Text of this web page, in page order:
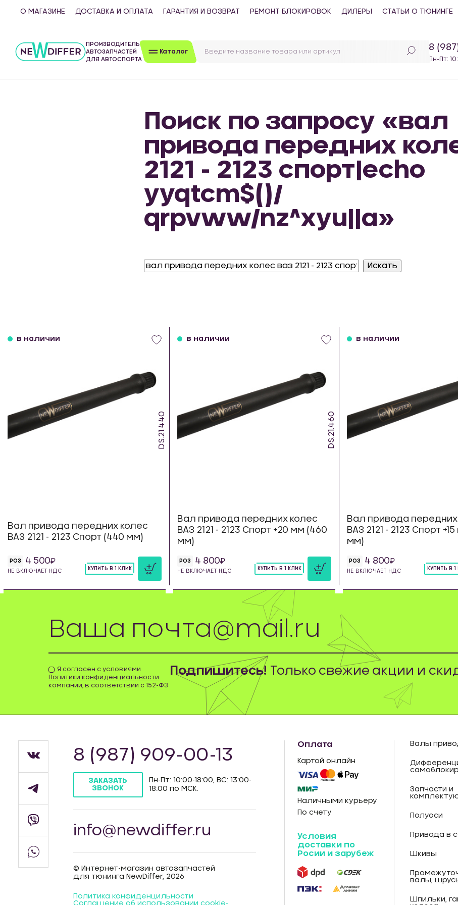
О МАГАЗИНЕ ДОСТАВКА И ОПЛАТА ГАРАНТИЯ И ВОЗВРАТ РЕМОНТ БЛОКИРОВОК ДИЛЕРЫ СТАТЬИ О ТЮНИНГЕ
ПРОИЗВОДИТЕЛЬ
АВТОЗАПЧАСТЕЙ
ДЛЯ АВТОСПОРТА
Каталог 8
Пн-Пт:
Поиск по запросу «вал
привода передних
2121 - 2123 спорт|echo
yyqtcm$()/
qrpvww/nz^xyu||a»
DS.21.440
в наличии
Вал привода передних колес
ВАЗ 2121 - 2123 Спорт (440 мм)
РОЗ 4 500
НЕ ВКЛЮЧАЕТ НДС КУПИТЬ В 1 КЛИК
DS.21.460
в наличии
Вал привода передних колес
ВАЗ 2121 - 2123 Спорт +20 мм (460
мм)
РОЗ 4 800
НЕ ВКЛЮЧАЕТ НДС КУПИТЬ В 1 КЛИК
в наличии
Вал привода передних
ВАЗ 2121 - 2123 Спорт
мм)
РОЗ 4 800
НЕ ВКЛЮЧАЕТ НДС КУПИТЬ В 1
Я согласен с условиями
Политики конфиденциальности
компании, в соответствии с 152-ФЗ
Подпишитесь! Только свежие акции и
8 (987) 909-00-13
ЗАКАЗАТЬ
ЗВОНОК
Пн-Пт: 10:00-18:00, ВС: 13:00-
18:00 по МСК.
info@newdiffer.ru
© Интернет-магазин автозапчастей
для тюнинга NewDiffer, 2026
Политика конфиденцильности
Соглашение об использовании cookie-
Оплата
Картой онлайн
Наличными курьеру
По счету
Условия
доставки по
Росии и зарубеж
Валы
Запчасти и
Полуоси
Привода в
Шкивы
валы,
Шпильки,